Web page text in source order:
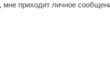
приходит личное